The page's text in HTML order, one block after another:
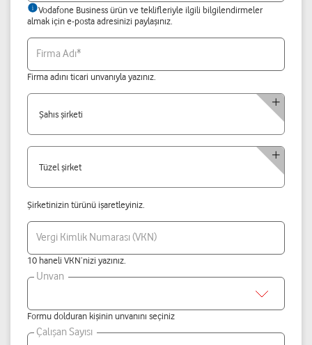
Vodafone Business ürün ve teklifleriyle ilgili bilgilendirmeler
almak için e-posta adresinizi paylaşınız.
Firma Adı*
Firma adını ticari unvanıyla yazınız.
Şahıs şirketi
Tüzel şirket
Şirketinizin türünü işaretleyiniz.
Vergi Kimlik Numarası (VKN)
10 haneli VKN’nizi yazınız.
Unvan
Formu dolduran kişinin unvanını seçiniz
Çalışan Sayısı